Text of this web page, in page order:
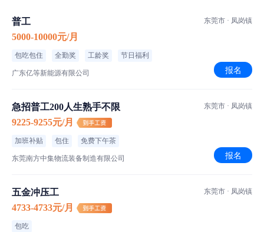
普工
5000-10000元/月
包吃包住 全勤奖 工龄奖 节日福利
广东亿等新能源有限公司
东莞市 · 凤岗镇
报名
急招普工200人生熟手不限
9225-9255元/月
加班补贴 包住 免费下午茶
东莞南方中集物流装备制造有限公司
东莞市 · 凤岗镇
报名
五金冲压工
4733-4733元/月
包吃
东莞市 · 凤岗镇